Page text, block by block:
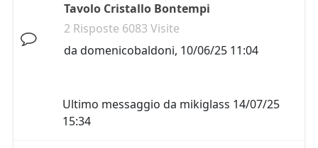
Tavolo Cristallo Bontempi
2 Risposte 6083 Visite
da domenicobaldoni, 10/06/25 11:04
Ultimo messaggio da mikiglass 14/07/25
15:34